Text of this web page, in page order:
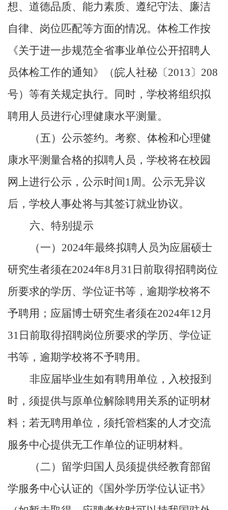
想、道德品质、能力素质、遵纪守法、廉洁
自律、岗位匹配等方面的情况。体检工作按
《关于进一步规范全省事业单位公开招聘人
员体检工作的通知》（皖人社秘〔2013〕 208
号）等有关规定执行。同时，学校将组织拟
聘用人员进行心理健康水平测量。
（五）公示签约。考察、体检和心理健
康水平测量合格的拟聘人员，学校将在校园
网上进行公示，公示时间1周。公示无异议
后，学校人事处将与其签订就业协议。
六、特别提示
（一） 2024年最终拟聘人员为应届硕士
研究生者须在2024年8月 31 日前取得招聘岗位
所要求的学历、学位证书等，逾期学校将不
予聘用；应届博士研究生者须在2024年12月
31 日前取得招聘岗位所要求的学历、学位证
书等，逾期学校将不予聘用。
非应届毕业生如有聘用单位，入校报到
时，须提供与原单位解除聘用关系的证明材
料；若无聘用单位，须托管档案的人才交流
服务中心提供无工作单位的证明材料。
（二）留学归国人员须提供经教育部留
学服务中心认证的《国外学历学位认证书》